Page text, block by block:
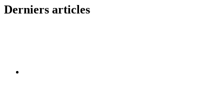
Derniers articles